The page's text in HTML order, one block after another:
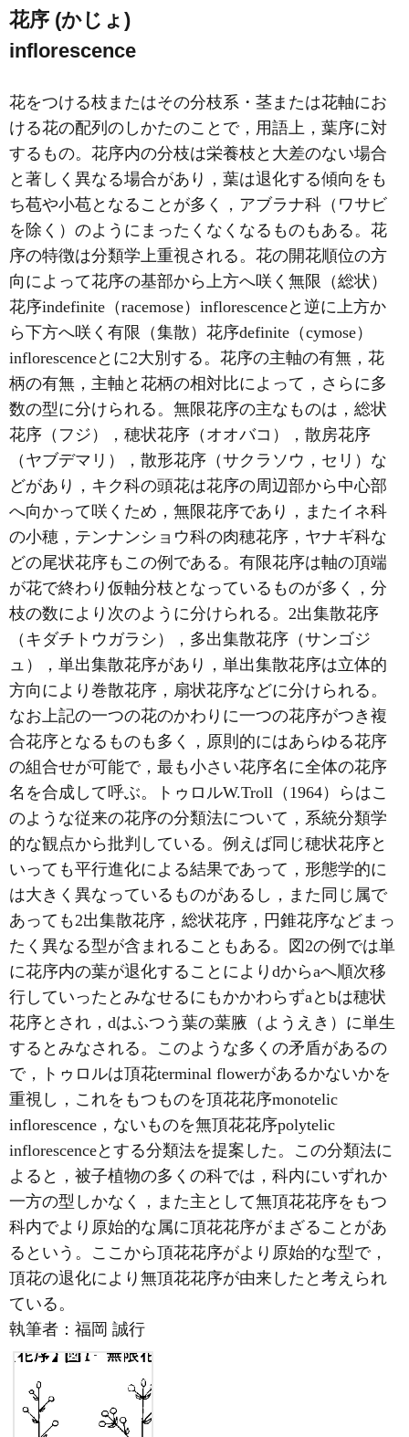
花序 (かじょ)
inflorescence
花をつける枝またはその分枝系・茎または花軸にお
ける花の配列のしかたのことで，用語上，葉序に対
するもの。花序内の分枝は栄養枝と大差のない場合
と著しく異なる場合があり，葉は退化する傾向をも
ち苞や小苞となることが多く，アブラナ科（ワサビ
を除く）のようにまったくなくなるものもある。花
序の特徴は分類学上重視される。花の開花順位の方
向によって花序の基部から上方へ咲く無限（総状）
花序indefinite（racemose）inflorescenceと逆に上方か
ら下方へ咲く有限（集散）花序definite（cymose）
inflorescenceとに2大別する。花序の主軸の有無，花
柄の有無，主軸と花柄の相対比によって，さらに多
数の型に分けられる。無限花序の主なものは，総状
花序（フジ），穂状花序（オオバコ），散房花序
（ヤブデマリ），散形花序（サクラソウ，セリ）な
どがあり，キク科の頭花は花序の周辺部から中心部
へ向かって咲くため，無限花序であり，またイネ科
の小穂，テンナンショウ科の肉穂花序，ヤナギ科な
どの尾状花序もこの例である。有限花序は軸の頂端
が花で終わり仮軸分枝となっているものが多く，分
枝の数により次のように分けられる。2出集散花序
（キダチトウガラシ），多出集散花序（サンゴジ
ュ），単出集散花序があり，単出集散花序は立体的
方向により巻散花序，扇状花序などに分けられる。
なお上記の一つの花のかわりに一つの花序がつき複
合花序となるものも多く，原則的にはあらゆる花序
の組合せが可能で，最も小さい花序名に全体の花序
名を合成して呼ぶ。トゥロルW.Troll（1964）らはこ
のような従来の花序の分類法について，系統分類学
的な観点から批判している。例えば同じ穂状花序と
いっても平行進化による結果であって，形態学的に
は大きく異なっているものがあるし，また同じ属で
あっても2出集散花序，総状花序，円錐花序などまっ
たく異なる型が含まれることもある。図2の例では単
に花序内の葉が退化することによりdからaへ順次移
行していったとみなせるにもかかわらずaとbは穂状
花序とされ，dはふつう葉の葉腋（ようえき）に単生
するとみなされる。このような多くの矛盾があるの
で，トゥロルは頂花terminal flowerがあるかないかを
重視し，これをもつものを頂花花序monotelic
inflorescence，ないものを無頂花花序polytelic
inflorescenceとする分類法を提案した。この分類法に
よると，被子植物の多くの科では，科内にいずれか
一方の型しかなく，また主として無頂花花序をもつ
科内でより原始的な属に頂花花序がまざることがあ
るという。ここから頂花花序がより原始的な型で，
頂花の退化により無頂花花序が由来したと考えられ
ている。
執筆者： 福岡 誠行